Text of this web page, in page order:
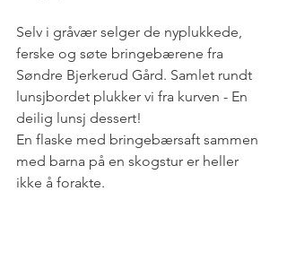
Selv i gråvær selger de nyplukkede,
ferske og søte bringebærene fra
Søndre Bjerkerud Gård. Samlet rundt
lunsjbordet plukker vi fra kurven - En
deilig lunsj dessert!
En flaske med bringebærsaft sammen
med barna på en skogstur er heller
ikke å forakte.